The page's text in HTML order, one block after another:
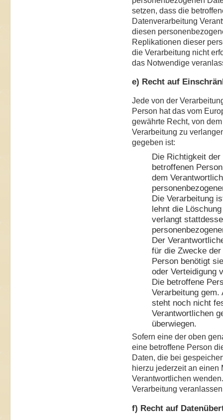
setzen, dass die
Datenverarbeitung
diesen
Replikationen dieser
die Verarbeitung nicht
das Notwendige
e) Recht auf
Jede von der
Person hat das vom
gewährte Recht, von
Verarbeitung zu
gegeben ist:
Die Richtigkeit
betroffenen
dem
Die Verarbeitung
lehnt die
verlangt
Der
für die Zwecke
Person benötigt
oder Verteidigung
Die betroffene
Verarbeitung
steht noch nicht
Verantwortlichen
überwiegen.
Sofern eine der oben
eine betroffene Person
Daten, die bei
hierzu jederzeit an einen
Verantwortlichen
Verarbeitung
f) Recht auf